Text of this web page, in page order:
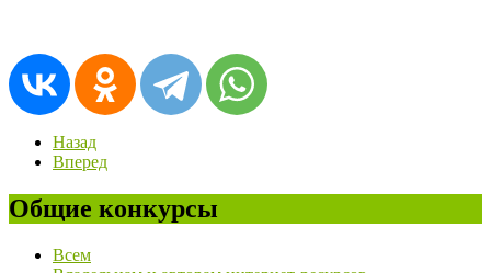
Назад
Вперед
Общие конкурсы
Всем